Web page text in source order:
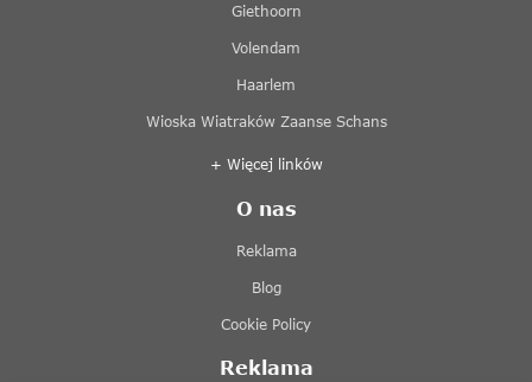
Giethoorn
Volendam
Haarlem
Wioska Wiatraków Zaanse Schans
+ Więcej linków
O nas
Reklama
Blog
Cookie Policy
Reklama